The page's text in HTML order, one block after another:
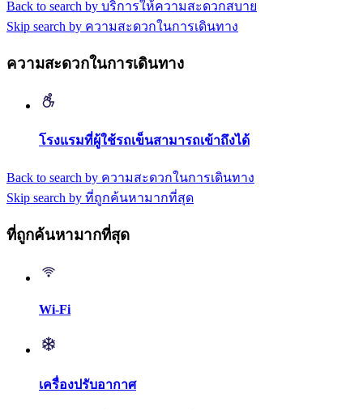
Back to search by บริการให้ความสะดวกสบาย
Skip search by ความสะดวกในการเดินทาง
ความสะดวกในการเดินทาง
โรงแรมที่ผู้ใช้รถเข็นสามารถเข้าถึงได้
Back to search by ความสะดวกในการเดินทาง
Skip search by ที่ถูกค้นหามากที่สุด
ที่ถูกค้นหามากที่สุด
Wi-Fi
เครื่องปรับอากาศ